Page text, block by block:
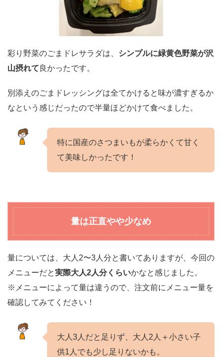
彩り野菜のごまドレサラダは、 シンプルに緑黄色野菜が沢
山摂れて良かったです。
別添えのごまドレッシングは全てかけると味が濃すぎるか
なという感じだったので半量ほどかけて食べました。
特に国産のさつまいもが柔らかくて甘く
て美味しかったです！
量は正直やや少なめ
量については、大人2〜3人分と書いてありますが、今回の
メニューだと実際大人2人分くらいかなと感じました。
※メニューによって量は違うので、注文前にメニュー量を
確認してみてください！
大人3人だと足りず、大人2人＋小さい子
供1人でも少し足りないかも。